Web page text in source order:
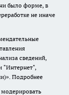
было форме, в
не иначе
сведений,
"Интернет",
Подробнее